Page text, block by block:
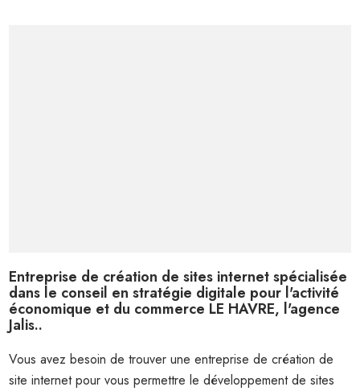
Entreprise de création de sites internet spécialisée
dans le conseil en stratégie digitale pour l'activité
économique et du commerce LE HAVRE, l'agence
Jalis..
Vous avez besoin de trouver une entreprise de création de
site internet pour vous permettre le développement de sites